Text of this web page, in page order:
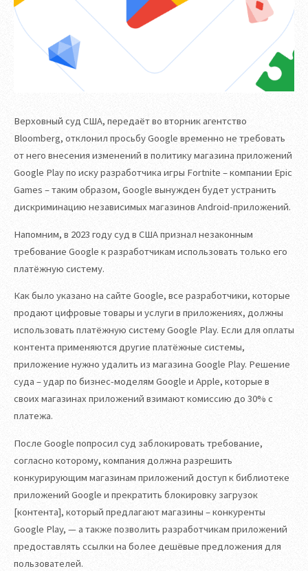
Верховный суд США, передаёт во вторник агентство
Bloomberg, отклонил просьбу Google временно не требовать
от него внесения изменений в политику магазина приложений
Google Play по иску разработчика игры Fortnite – компании Epic
Games – таким образом, Google вынужден будет устранить
дискриминацию независимых магазинов Android-приложений.
Напомним, в 2023 году суд в США признал незаконным
требование Google к разработчикам использовать только его
платёжную систему.
Как было указано на сайте Google, все разработчики, которые
продают цифровые товары и услуги в приложениях, должны
использовать платёжную систему Google Play. Если для оплаты
контента применяются другие платёжные системы,
приложение нужно удалить из магазина Google Play. Решение
суда – удар по бизнес-моделям Google и Apple, которые в
своих магазинах приложений взимают комиссию до 30% с
платежа.
После Google попросил суд заблокировать требование,
согласно которому, компания должна разрешить
конкурирующим магазинам приложений доступ к библиотеке
приложений Google и прекратить блокировку загрузок
[контента], который предлагают магазины – конкуренты
Google Play, — а также позволить разработчикам приложений
предоставлять ссылки на более дешёвые предложения для
пользователей.